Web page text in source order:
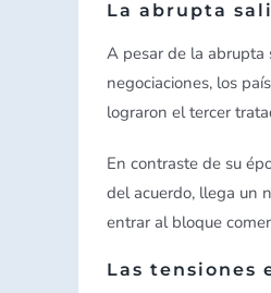
La abrupta
A pesar de la abrupta
negociaciones, los
lograron el tercer
En contraste de su
del acuerdo, llega un
entrar al bloque
Las tensiones